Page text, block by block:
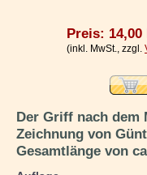
Datenschutzerklärung
Ihr Warenkorb
Preis: 14,00
(inkl. MwSt., zzgl.
Der Griff nach dem
Zeichnung von
Gesamtlänge von